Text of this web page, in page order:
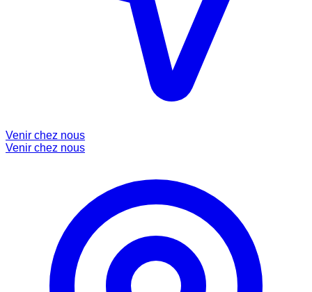
Venir chez nous
Venir chez nous